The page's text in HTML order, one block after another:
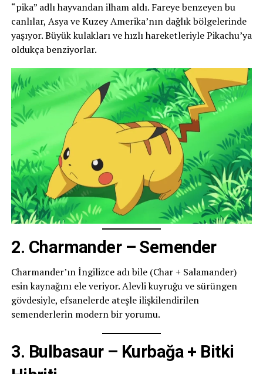
“pika” adlı hayvandan ilham aldı. Fareye benzeyen bu
canlılar, Asya ve Kuzey Amerika’nın dağlık bölgelerinde
yaşıyor. Büyük kulakları ve hızlı hareketleriyle Pikachu’ya
oldukça benziyorlar.
2. Charmander – Semender
Charmander’ın İngilizce adı bile (Char + Salamander)
esin kaynağını ele veriyor. Alevli kuyruğu ve sürüngen
gövdesiyle, efsanelerde ateşle ilişkilendirilen
semenderlerin modern bir yorumu.
3. Bulbasaur – Kurbağa + Bitki